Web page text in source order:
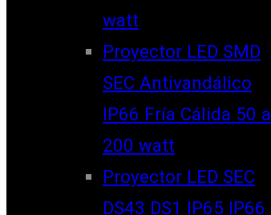
watt
Proyector LED SMD
SEC Antivandálico
IP66 Fría Cálida 50 a
200 watt
Proyector LED SEC
DS43 DS1 IP65 IP66